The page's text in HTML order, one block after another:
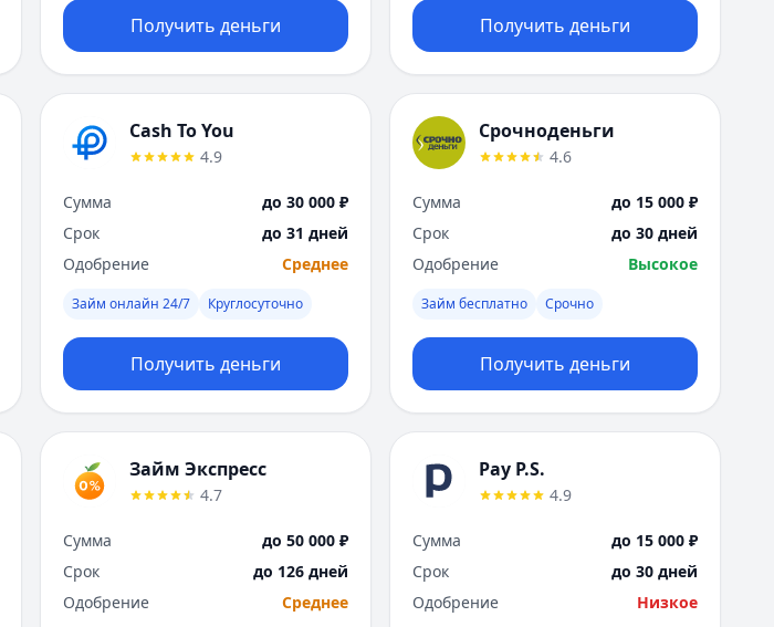
Вся Россия
Получить деньги Получить деньги
Cash To You
4.9
Сумма
до 30 000 ₽
Срок
до 31 дней
Одобрение
Среднее
Займ онлайн 24/7 Круглосуточно
Получить деньги
Срочноденьги
4.6
Сумма
до 15 000 ₽
Срок
до 30 дней
Одобрение
Высокое
Займ бесплатно Срочно
Получить деньги
Займ Экспресс
4.7
Сумма
до 50 000 ₽
Срок
до 126 дней
Одобрение
Среднее
Pay P.S.
4.9
Сумма
до 15 000 ₽
Срок
до 30 дней
Одобрение
Низкое